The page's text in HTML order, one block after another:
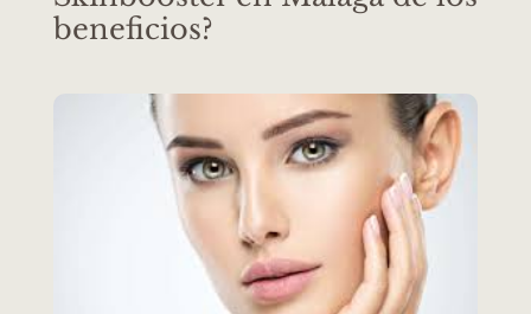
beneficios?